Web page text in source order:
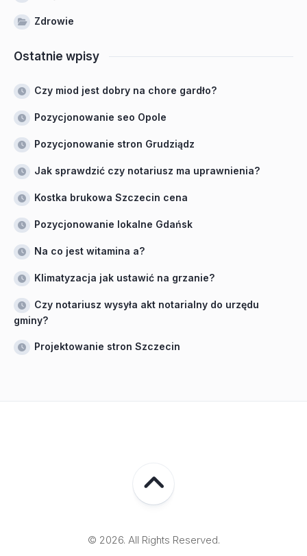
Zdrowie
Ostatnie wpisy
Czy miod jest dobry na chore gardło?
Pozycjonowanie seo Opole
Pozycjonowanie stron Grudziądz
Jak sprawdzić czy notariusz ma uprawnienia?
Kostka brukowa Szczecin cena
Pozycjonowanie lokalne Gdańsk
Na co jest witamina a?
Klimatyzacja jak ustawić na grzanie?
Czy notariusz wysyła akt notarialny do urzędu
gminy?
Projektowanie stron Szczecin
© 2026. All Rights Reserved.